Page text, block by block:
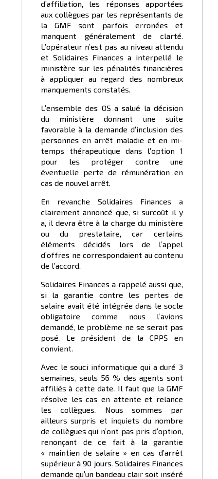
d’affiliation, les réponses apportées
aux collègues par les représentants de
la GMF sont parfois erronées et
manquent généralement de clarté.
L’opérateur n’est pas au niveau attendu
et Solidaires Finances a interpellé le
ministère sur les pénalités financières
à appliquer au regard des nombreux
manquements constatés.
L’ensemble des OS a salué la décision
du ministère donnant une suite
favorable à la demande d’inclusion des
personnes en arrêt maladie et en mi-
temps thérapeutique dans l’option 1
pour les protéger contre une
éventuelle perte de rémunération en
cas de nouvel arrêt.
En revanche Solidaires Finances a
clairement annoncé que, si surcoût il y
a, il devra être à la charge du ministère
ou du prestataire, car certains
éléments décidés lors de l’appel
d’offres ne correspondaient au contenu
de l’accord.
Solidaires Finances a rappelé aussi que,
si la garantie contre les pertes de
salaire avait été intégrée dans le socle
obligatoire comme nous l’avions
demandé, le problème ne se serait pas
posé. Le président de la CPPS en
convient.
Avec le souci informatique qui a duré 3
semaines, seuls 56 % des agents sont
affiliés à cette date. Il faut que la GMF
résolve les cas en attente et relance
les collègues. Nous sommes par
ailleurs surpris et inquiets du nombre
de collègues qui n’ont pas pris d’option,
renonçant de ce fait à la garantie
« maintien de salaire » en cas d’arrêt
supérieur à 90 jours. Solidaires Finances
demande qu’un bandeau clair soit inséré